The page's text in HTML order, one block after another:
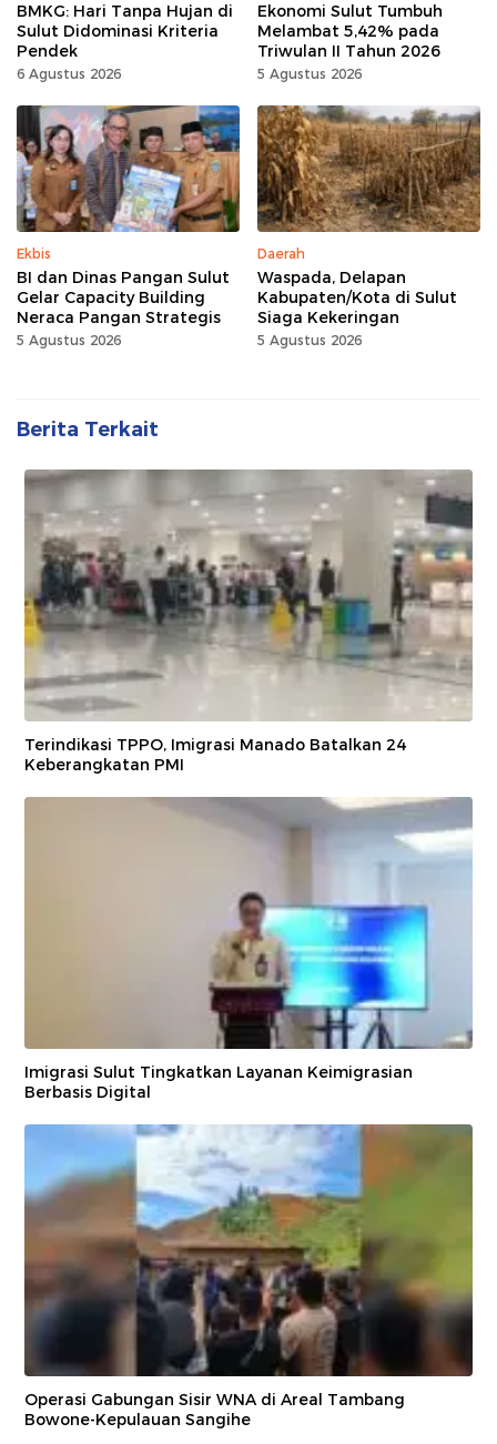
BMKG: Hari Tanpa Hujan di
Sulut Didominasi Kriteria
Pendek
6 Agustus 2026
Ekonomi Sulut Tumbuh
Melambat 5,42% pada
Triwulan II Tahun 2026
5 Agustus 2026
Ekbis
BI dan Dinas Pangan Sulut
Gelar Capacity Building
Neraca Pangan Strategis
5 Agustus 2026
Daerah
Waspada, Delapan
Kabupaten/Kota di Sulut
Siaga Kekeringan
5 Agustus 2026
Berita Terkait
Terindikasi TPPO, Imigrasi Manado Batalkan 24
Keberangkatan PMI
Imigrasi Sulut Tingkatkan Layanan Keimigrasian
Berbasis Digital
Operasi Gabungan Sisir WNA di Areal Tambang
Bowone-Kepulauan Sangihe